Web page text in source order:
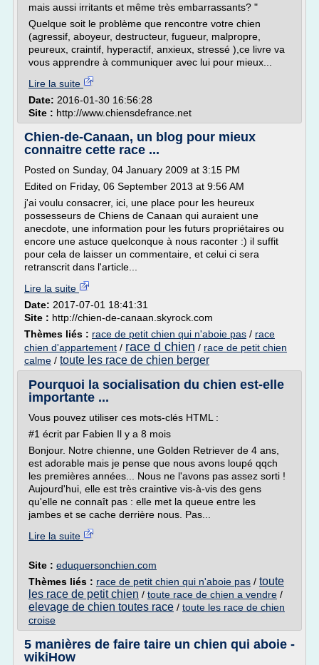
mais aussi irritants et même très embarrassants? "
Quelque soit le problème que rencontre votre chien
(agressif, aboyeur, destructeur, fugueur, malpropre,
peureux, craintif, hyperactif, anxieux, stressé ),ce livre va
vous apprendre à communiquer avec lui pour mieux...
Lire la suite
Date: 2016-01-30 16:56:28
Site : http://www.chiensdefrance.net
Chien-de-Canaan, un blog pour mieux
connaitre cette race ...
Posted on Sunday, 04 January 2009 at 3:15 PM
Edited on Friday, 06 September 2013 at 9:56 AM
j'ai voulu consacrer, ici, une place pour les heureux
possesseurs de Chiens de Canaan qui auraient une
anecdote, une information pour les futurs propriétaires ou
encore une astuce quelconque à nous raconter :) il suffit
pour cela de laisser un commentaire, et celui ci sera
retranscrit dans l'article...
Lire la suite
Date: 2017-07-01 18:41:31
Site : http://chien-de-canaan.skyrock.com
Thèmes liés : race de petit chien qui n'aboie pas / race
chien d'appartement / race d chien / race de petit chien
calme / toute les race de chien berger
Pourquoi la socialisation du chien est-elle
importante ...
Vous pouvez utiliser ces mots-clés HTML :
#1 écrit par Fabien Il y a 8 mois
Bonjour. Notre chienne, une Golden Retriever de 4 ans,
est adorable mais je pense que nous avons loupé qqch
les premières années... Nous ne l'avons pas assez sorti !
Aujourd'hui, elle est très craintive vis-à-vis des gens
qu'elle ne connaît pas : elle met la queue entre les
jambes et se cache derrière nous. Pas...
Lire la suite
Site : eduquersonchien.com
Thèmes liés : race de petit chien qui n'aboie pas / toute
les race de petit chien / toute race de chien a vendre /
elevage de chien toutes race / toute les race de chien
croise
5 manières de faire taire un chien qui aboie -
wikiHow